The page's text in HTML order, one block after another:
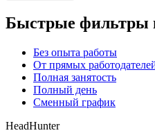
Быстрые фильтры
Без опыта работы
От прямых
Полная занятость
Полный день
Сменный график
HeadHunter